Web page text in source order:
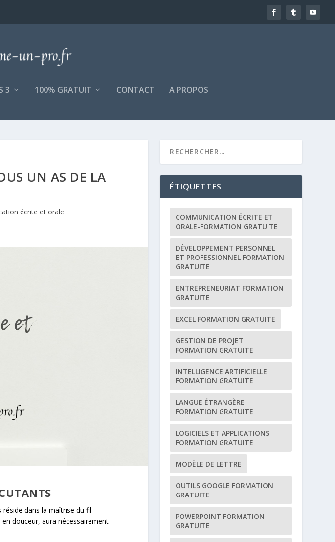
3 100% GRATUIT CONTACT A PROPOS
UN AS DE LA
écrite et orale
dans la maîtrise du fil
douceur, aura nécessairement
ÉTIQUETTES
COMMUNICATION ÉCRITE ET
ORALE-FORMATION GRATUITE
DÉVELOPPEMENT PERSONNEL
ET PROFESSIONNEL FORMATION
GRATUITE
ENTREPRENEURIAT FORMATION
GRATUITE
EXCEL FORMATION GRATUITE
GESTION DE PROJET
FORMATION GRATUITE
INTELLIGENCE ARTIFICIELLE
FORMATION GRATUITE
LANGUE ÉTRANGÈRE
FORMATION GRATUITE
LOGICIELS ET APPLICATIONS
FORMATION GRATUITE
MODÈLE DE LETTRE
OUTILS GOOGLE FORMATION
GRATUITE
POWERPOINT FORMATION
GRATUITE